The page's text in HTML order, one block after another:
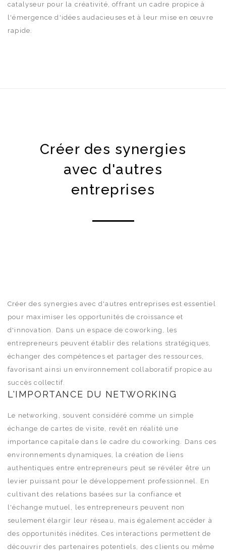
catalyseur pour la créativité, offrant un cadre propice à
l'émergence d'idées audacieuses et à leur mise en œuvre
rapide.
Créer des synergies
avec d'autres
entreprises
Créer des synergies avec d'autres entreprises est essentiel
pour maximiser les opportunités de croissance et
d'innovation. Dans un espace de coworking, les
entrepreneurs peuvent établir des relations stratégiques,
échanger des compétences et partager des ressources,
favorisant ainsi un environnement collaboratif propice au
succès collectif.
L'IMPORTANCE DU NETWORKING
Le networking, souvent considéré comme un simple
échange de cartes de visite, revêt en réalité une
importance capitale dans le cadre du coworking. Dans ces
environnements dynamiques, la création de liens
authentiques entre entrepreneurs peut se révéler être un
levier puissant pour le développement professionnel. En
cultivant des relations basées sur la confiance et
l'échange mutuel, les entrepreneurs peuvent non
seulement élargir leur réseau, mais également accéder à
des opportunités inédites. Ces interactions permettent de
découvrir des partenaires potentiels, des clients ou même